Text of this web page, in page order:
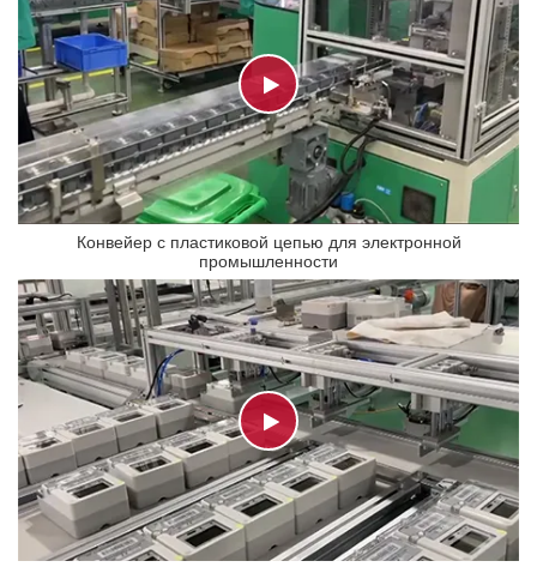
Конвейер с пластиковой цепью для электронной
промышленности